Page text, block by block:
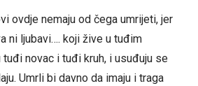
ovdje nemaju od čega umrijeti, jer
ni ljubavi…. koji žive u tuđim
tuđi novac i tuđi kruh, i usuđuju se
Umrli bi davno da imaju i traga